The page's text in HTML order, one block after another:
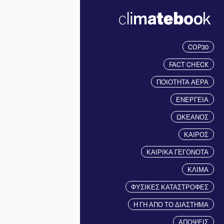
COP30
FACT CHECK
ΠΟΙΟΤΗΤΑ ΑΕΡΑ
ΕΝΕΡΓΕΙΑ
ΩΚΕΑΝΟΣ
ΚΑΙΡΟΣ
ΚΑΙΡΙΚΑ ΓΕΓΟΝΟΤΑ
ΚΛΙΜΑ
ΦΥΣΙΚΕΣ ΚΑΤΑΣΤΡΟΦΕΣ
Η ΓΗ ΑΠΟ ΤΟ ΔΙΑΣΤΗΜΑ
ΑΠΟΨΕΙΣ